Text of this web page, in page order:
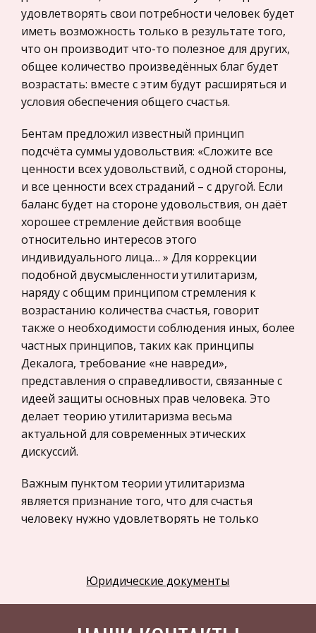
Законодательство и право
Прокурорский надзор
Геология
Административное право
Банковское дело и кредитование
Архитектура
Искусство
Конституционное (государственное) право
России
Экономико-математическое
моделирование
Право
Компьютеры и периферийные устройства
Астрономия
Программное обеспечение
Разное
Уголовное и уголовно-исполнительное
право
Налоговое право
Компьютеры, Программирование
История экономических учений
Физкультура и Спорт
Однако закон о валютном регулировании РФ
определяет лишь основные положения
регулирования валютной сферы. В этой связи
большое значение имеют нормативные акты в
области валютного регулирования, разраб
Зачастую возникает необходимость в
разработке принципиального решения вопроса
по организации ИВС (информационно–
вычислительной сети) на базе уже
существующего компьютерного парка и
программного компле
удовлетворять свои потребности человек будет
иметь возможность только в результате того,
что он производит что-то полезное для других,
общее количество произведённых благ будет
возрастать: вместе с этим будут расширяться и
условия обеспечения общего счастья.
Бентам предложил известный принцип
подсчёта суммы удовольствия: «Сложите все
ценности всех удовольствий, с одной стороны,
и все ценности всех страданий – с другой. Если
баланс будет на стороне удовольствия, он даёт
хорошее стремление действия вообще
относительно интересов этого
индивидуального лица… » Для коррекции
подобной двусмысленности утилитаризм,
наряду с общим принципом стремления к
возрастанию количества счастья, говорит
также о необходимости соблюдения иных, более
частных принципов, таких как принципы
Декалога, требование «не навреди»,
представления о справедливости, связанные с
идеей защиты основных прав человека. Это
делает теорию утилитаризма весьма
актуальной для современных этических
дискуссий.
Важным пунктом теории утилитаризма
является признание того, что для счастья
человеку нужно удовлетворять не только
собственного достоинства. Эти положения
особенно развиты Дж.Ст.
Юридические документы